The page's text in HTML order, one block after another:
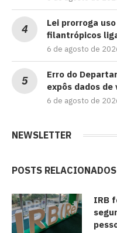
Lei prorroga
filantrópicos
6 de agosto de
Erro do
expôs dados
6 de agosto de
NEWSLETTER
POSTS RELACIONADOS
IRB